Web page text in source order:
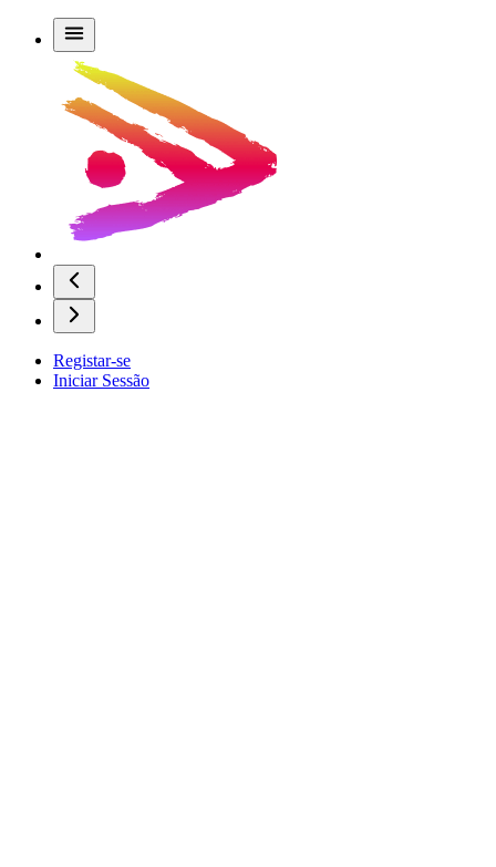
Registar-se
Iniciar Sessão